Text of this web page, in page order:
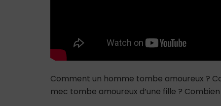
Comment un homme tombe amoureux ?
mec tombe amoureux d’une fille ?